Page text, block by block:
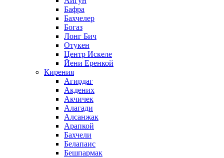
Бафра
Бахчелер
Богаз
Лонг Бич
Отукен
Центр Искеле
Йени Еренкой
Кирения
Агирдаг
Акдених
Акчичек
Алагади
Алсанжак
Арапкой
Бахчели
Белапаис
Бешпармак